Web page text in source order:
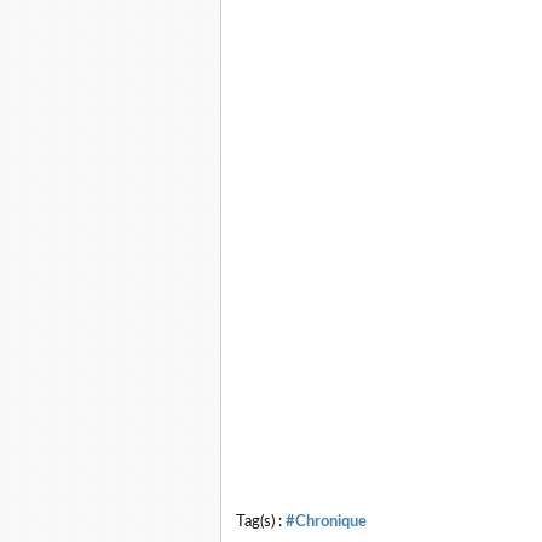
Tag(s) : #Chronique